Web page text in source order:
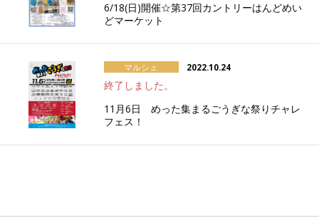
6/18(日)開催☆第37回カントリーはんどめい
どマーケット
マルシェ 2022.10.24
終了しました。
11月6日 めった集まるごうぎな祭りチャレ
フェス！